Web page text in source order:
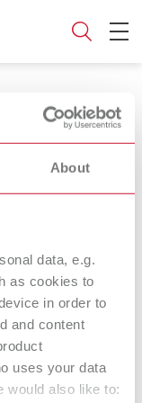
About
data, e.g.
as cookies to
in order to
and content
uses your data
would also like to:
evolution